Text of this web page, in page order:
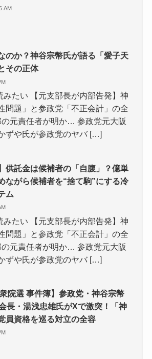
AM
のか？神谷宗幣氏が語る「愛子天
その正体
たい 【元支部長が内部告発】神
問題」と参政党「不正会計」の全
元責任者が明か… 参政党元大阪
ずや氏が参政党のヤバ […]
供託金は候補者の「自腹」？億単
ながら候補者を“捨て駒”にする冷
ム
たい 【元支部長が内部告発】神
問題」と参政党「不正会計」の全
元責任者が明か… 参政党元大阪
ずや氏が参政党のヤバ […]
衆院選 事件簿】参政党・神谷宗幣
長・湯浅忠雄氏がXで激突！「神
員資格を巡る対立の全容